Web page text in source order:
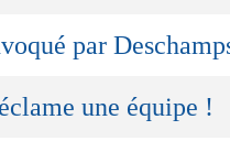
par
une équipe !